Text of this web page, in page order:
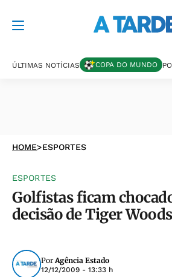
ÚLTIMAS NOTÍCIAS COPA DO MUNDO
HOME>ESPORTES
ESPORTES
Golfistas ficam
decisão de Tiger Woods
PorAgência Estado
12/12/2009 - 13:33 h